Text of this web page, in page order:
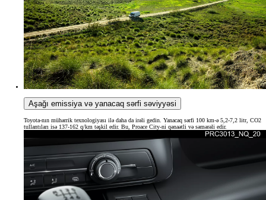
Aşağı emissiya və yanacaq sərfi səviyyəsi
Toyota-nın mühərrik texnologiyası ilə daha da irəli gedin. Yanacaq sərfi 100 km-ə 5,2-7,2 litr, CO2
tullantıları isə 137-162 q/km təşkil edir. Bu, Proace City-ni qənaətli və səmərəli edir.